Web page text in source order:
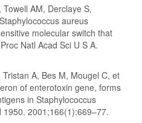
AM, Derclaye S,
aureus
molecular switch that
Natl Acad Sci U S A.
A, Bes M, Mougel C, et
of enterotoxin gene, forms
in Staphylococcus
2001;166(1):669–77.